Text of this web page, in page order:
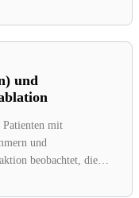
und
Patienten mit
und
beobachtet, die